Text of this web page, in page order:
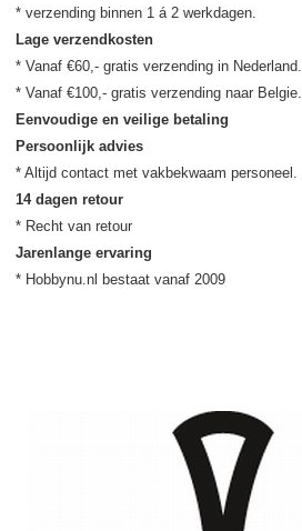
Lage verzendkosten
* Vanaf €60,- gratis verzending in Nederland.
Eenvoudige en veilige betaling
Persoonlijk advies
14 dagen retour
Jarenlange ervaring
* Hobbynu.nl bestaat vanaf 2009